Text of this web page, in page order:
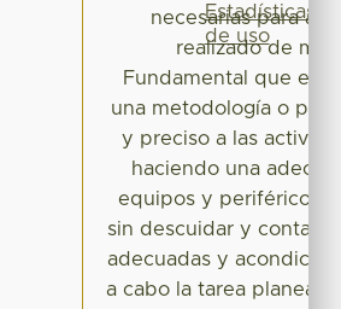
necesarias para
realizado de
Fundamental que el
una metodología o
y preciso a las
haciendo una
equipos y periféricos
sin descuidar y contar
adecuadas y
a cabo la tarea
Estadísticas
de uso